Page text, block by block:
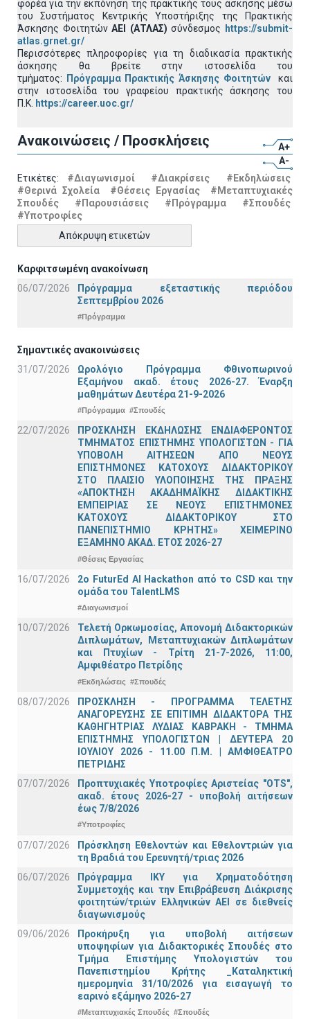
φορέα για την εκπόνηση της πρακτικής τους άσκησης μέσω
του Συστήματος Κεντρικής Υποστήριξης της Πρακτικής
Άσκησης Φοιτητών ΑΕΙ (ΑΤΛΑΣ) σύνδεσμος
https://submit-
atlas.grnet.gr/
Περισσότερες πληροφορίες για τη διαδικασία πρακτικής
άσκησης θα βρείτε στην ιστοσελίδα του
τμήματος:
Πρόγραμμα Πρακτικής Άσκησης Φοιτητώνκαι
στην ιστοσελίδα του γραφείου πρακτικής άσκησης του
Π.Κ. https://career.uoc.gr/
Ανακοινώσεις / Προσκλήσεις
A+
A-
Ετικέτες: #Διαγωνισμοί #Διακρίσεις
#Εκδηλώσεις
#Θερινά Σχολεία
#Θέσεις Εργασίας
#Μεταπτυχιακές
Σπουδές
#Παρουσιάσεις #Πρόγραμμα
#Σπουδές
#Υποτροφίες
Απόκρυψη ετικετών
Καρφιτσωμένη ανακοίνωση
06/07/2026
Πρόγραμμα εξεταστικής περιόδου
Σεπτεμβρίου 2026
#Πρόγραμμα
Σημαντικές ανακοινώσεις
31/07/2026
Ωρολόγιο Πρόγραμμα Φθινοπωρινού
Εξαμήνου ακαδ. έτους 2026-27. Έναρξη
μαθημάτων Δευτέρα 21-9-2026
#Πρόγραμμα #Σπουδές
22/07/2026
ΠΡΟΣΚΛΗΣΗ ΕΚΔΗΛΩΣΗΣ ΕΝΔΙΑΦΕΡΟΝΤΟΣ
ΤΜΗΜΑΤΟΣ ΕΠΙΣΤΗΜΗΣ ΥΠΟΛΟΓΙΣΤΩΝ - ΓΙΑ
ΥΠΟΒΟΛΗ ΑΙΤΗΣΕΩΝ ΑΠΟ ΝΕΟΥΣ
ΕΠΙΣΤΗΜΟΝΕΣ ΚΑΤΟΧΟΥΣ ΔΙΔΑΚΤΟΡΙΚΟΥ
ΣΤΟ ΠΛΑΙΣΙΟ ΥΛΟΠΟΙΗΣΗΣ ΤΗΣ ΠΡΑΞΗΣ
«ΑΠΟΚΤΗΣΗ ΑΚΑΔΗΜΑΪΚΗΣ ΔΙΔΑΚΤΙΚΗΣ
ΕΜΠΕΙΡΙΑΣ ΣΕ ΝΕΟΥΣ ΕΠΙΣΤΗΜΟΝΕΣ
ΚΑΤΟΧΟΥΣ ΔΙΔΑΚΤΟΡΙΚΟΥ ΣΤΟ
ΠΑΝΕΠΙΣΤΗΜΙΟ ΚΡΗΤΗΣ» ΧΕΙΜΕΡΙΝΟ
ΕΞΑΜΗΝΟ ΑΚΑΔ. ΕΤΟΣ 2026-27
#Θέσεις Εργασίας
16/07/2026
2o FuturEd AI Hackathon από το CSD και την
ομάδα του TalentLMS
#Διαγωνισμοί
10/07/2026
Τελετή Ορκωμοσίας, Απονομή Διδακτορικών
Διπλωμάτων, Μεταπτυχιακών Διπλωμάτων
και Πτυχίων - Τρίτη 21-7-2026, 11:00,
Αμφιθέατρο Πετρίδης
#Εκδηλώσεις #Σπουδές
08/07/2026
ΠΡΟΣΚΛΗΣΗ - ΠΡΟΓΡΑΜΜΑ ΤΕΛΕΤΗΣ
ΑΝΑΓΟΡΕΥΣΗΣ ΣΕ ΕΠΙΤΙΜΗ ΔΙΔΑΚΤΟΡΑ ΤΗΣ
ΚΑΘΗΓΗΤΡΙΑΣ ΛΥΔΙΑΣ ΚΑΒΡΑΚΗ - ΤΜΗΜΑ
ΕΠΙΣΤΗΜΗΣ ΥΠΟΛΟΓΙΣΤΩΝ | ΔΕΥΤΕΡΑ 20
ΙΟΥΛΙΟΥ 2026 - 11.00 Π.Μ. | ΑΜΦΙΘΕΑΤΡΟ
ΠΕΤΡΙΔΗΣ
07/07/2026
Προπτυχιακές Υποτροφίες Αριστείας "OTS",
ακαδ. έτους 2026-27 - υποβολή αιτήσεων
έως 7/8/2026
#Υποτροφίες
07/07/2026
Πρόσκληση Εθελοντών και Εθελοντριών για
τη Βραδιά του Ερευνητή/τριας 2026
06/07/2026
Πρόγραμμα ΙΚΥ για Χρηματοδότηση
Συμμετοχής και την Επιβράβευση Διάκρισης
φοιτητών/τριών Ελληνικών ΑΕΙ σε διεθνείς
διαγωνισμούς
09/06/2026
Προκήρυξη για υποβολή αιτήσεων
υποψηφίων για Διδακτορικές Σπουδές στο
Τμήμα Eπιστήμης Υπολογιστών του
Πανεπιστημίου Κρήτης _Καταληκτική
ημερομηνία 31/10/2026 για εισαγωγή το
εαρινό εξάμηνο 2026-27
#Μεταπτυχιακές Σπουδές #Σπουδές